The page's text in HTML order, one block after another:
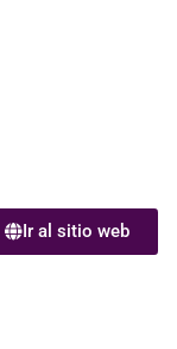
Ir al sitio web